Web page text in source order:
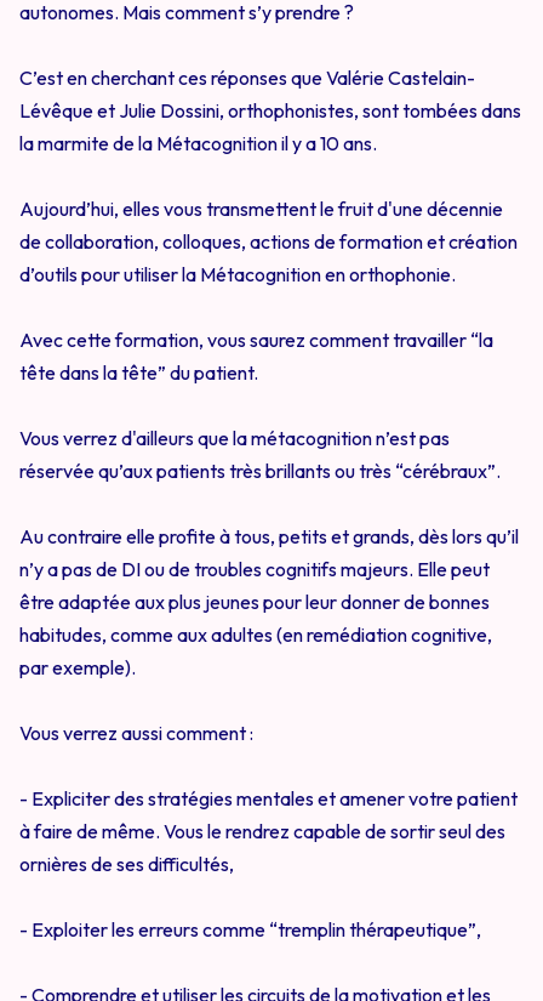
autonomes. Mais comment s’y prendre ?
C’est en cherchant ces réponses que Valérie Castelain-
Lévêque et Julie Dossini, orthophonistes, sont tombées dans
la marmite de la Métacognition il y a 10 ans.
Aujourd’hui, elles vous transmettent le fruit d'une décennie
de collaboration, colloques, actions de formation et création
d’outils pour utiliser la Métacognition en orthophonie.
Avec cette formation, vous saurez comment travailler “la
tête dans la tête” du patient.
Vous verrez d'ailleurs que la métacognition n’est pas
réservée qu’aux patients très brillants ou très “cérébraux”.
Au contraire elle profite à tous, petits et grands, dès lors qu’il
n’y a pas de DI ou de troubles cognitifs majeurs. Elle peut
être adaptée aux plus jeunes pour leur donner de bonnes
habitudes, comme aux adultes (en remédiation cognitive,
par exemple).
Vous verrez aussi comment :
- Expliciter des stratégies mentales et amener votre patient
à faire de même. Vous le rendrez capable de sortir seul des
ornières de ses difficultés,
- Exploiter les erreurs comme “tremplin thérapeutique”,
- Comprendre et utiliser les circuits de la motivation et les